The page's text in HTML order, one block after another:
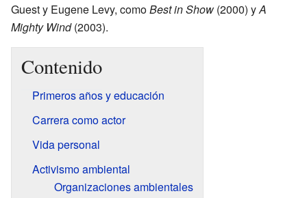
Guest y Eugene Levy, comoBest in Show (2000) yA
Mighty Wind(2003).
Contenido
Primeros años y educación
Carrera como actor
Vida personal
Activismo ambiental
Organizaciones ambientales